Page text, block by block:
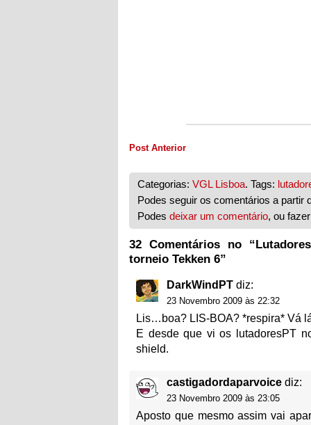
Post Anterior
Categorias: VGL Lisboa. Tags:
Podes seguir os comentários a partir
Podes deixar um comentário, ou
32 Comentários no
torneio Tekken 6”
DarkWindPT diz:
23 Novembro 2009 às 22:32
Lis…boa? LIS-BOA? *respira* Vá
E desde que vi os lutadoresPT
shield.
castigadordaparvoice diz:
23 Novembro 2009 às 23:05
Aposto que mesmo assim vai